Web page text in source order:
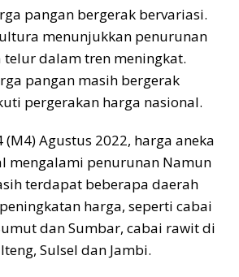
pangan bergerak bervariasi.
menunjukkan penurunan
telur dalam tren meningkat.
pangan masih bergerak
pergerakan harga nasional.
(M4) Agustus 2022, harga aneka
mengalami penurunan Namun
terdapat beberapa daerah
harga, seperti cabai
dan Sumbar, cabai rawit di
Sulsel dan Jambi.